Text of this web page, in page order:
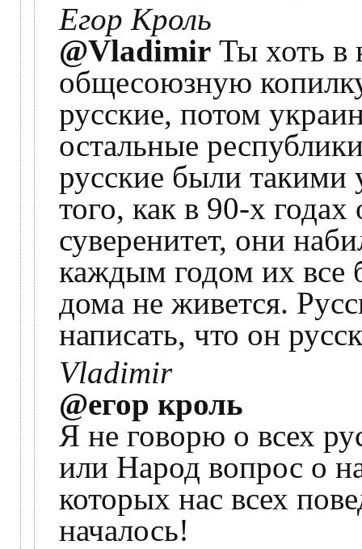
Егор Кроль
@Vladimir Ты хоть в
общесоюзную
русские, потом
остальные
русские были такими
того, как в 90-х
суверенитет, они
каждым годом их все
дома не живется.
написать, что он
Vladimir
@егор кроль
Я не говорю о всех
или Народ вопрос о
которых нас всех
началось!